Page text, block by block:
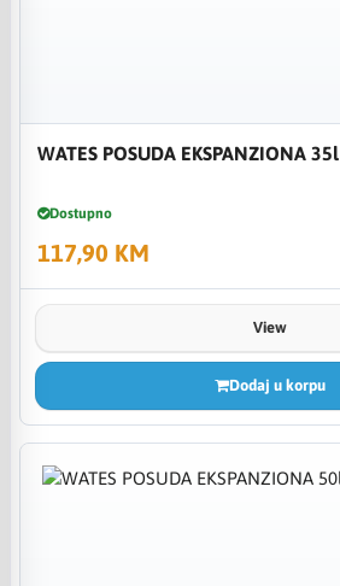
WATES POSUDA EKSPANZIONA
Dostupno
117,90 KM
View
Dodaj u korpu